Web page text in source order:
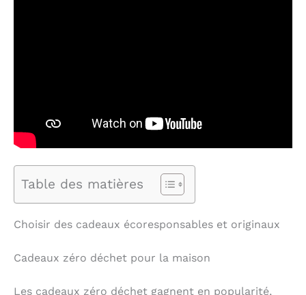
Table des matières
Choisir des cadeaux écoresponsables et originaux
Cadeaux zéro déchet pour la maison
Les cadeaux zéro déchet gagnent en popularité,